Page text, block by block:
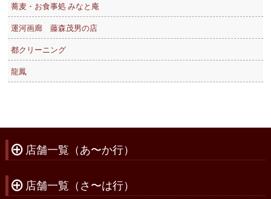
蕎麦・お食事処 みなと庵
運河画廊 藤森茂男の店
都クリーニング
龍鳳
À 店舗一覧（あ〜か行）
À 店舗一覧（さ〜は行）